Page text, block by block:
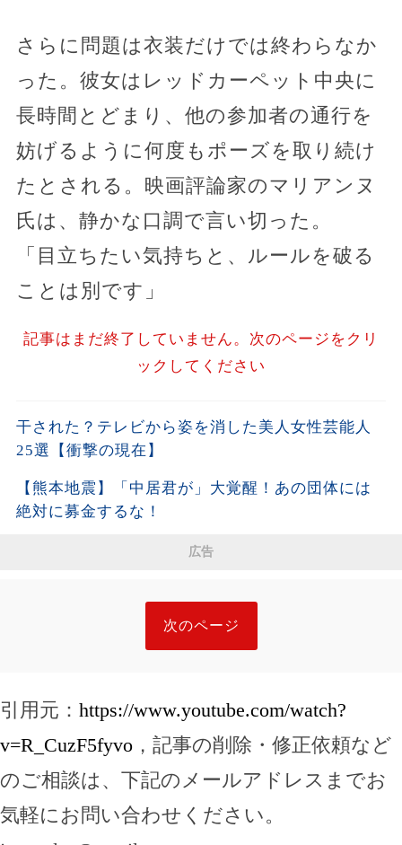
さらに問題は衣装だけでは終わらなか
った。彼女はレッドカーペット中央に
長時間とどまり、他の参加者の通行を
妨げるように何度もポーズを取り続け
たとされる。映画評論家のマリアンヌ
氏は、静かな口調で言い切った。
「目立ちたい気持ちと、ルールを破る
ことは別です」
記事はまだ終了していません。次のページをクリ
ックしてください
干された？テレビから姿を消した美人女性芸能人
25選【衝撃の現在】
【熊本地震】「中居君が」大覚醒！あの団体には
絶対に募金するな！
広告
次のページ
引用元： https://www.youtube.com/watch?
v=R_CuzF5fyvo ，記事の削除・修正依頼など
のご相談は、下記のメールアドレスまでお
気軽にお問い合わせください。